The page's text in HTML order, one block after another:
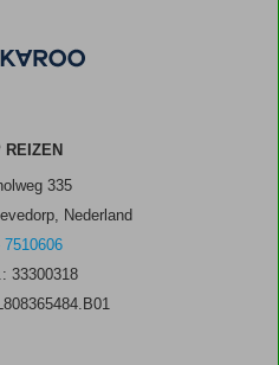
REIZEN
335
Nederland
7510606
33300318